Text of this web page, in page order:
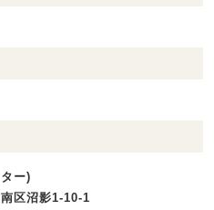
ー)
区沼影1‐10‐1